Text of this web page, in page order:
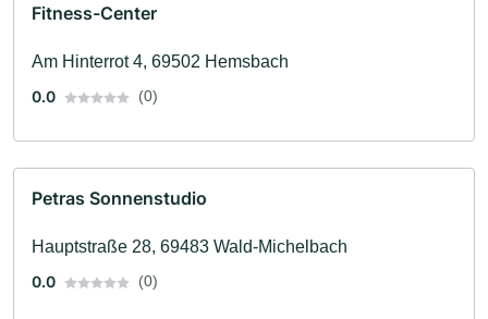
Fitness-Center
Am Hinterrot 4, 69502 Hemsbach
0.0
(0)
Petras Sonnenstudio
Hauptstraße 28, 69483 Wald-Michelbach
0.0
(0)